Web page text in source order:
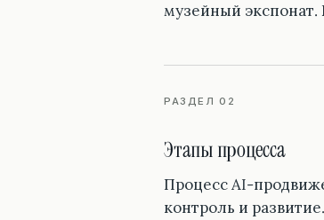
музейный
РАЗДЕЛ 02
Этапы процесса
Процесс AI-
контроль и развитие.